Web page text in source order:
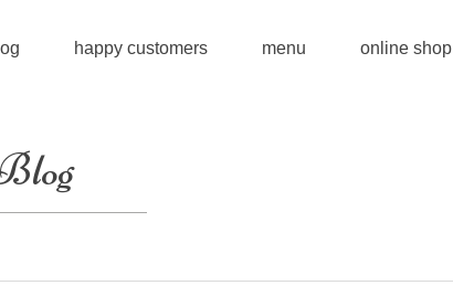
happy customers menu online shop